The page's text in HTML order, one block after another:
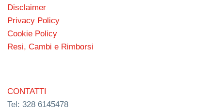
Disclaimer
Privacy Policy
Cookie Policy
Resi, Cambi e Rimborsi
CONTATTI
Tel: 328 6145478